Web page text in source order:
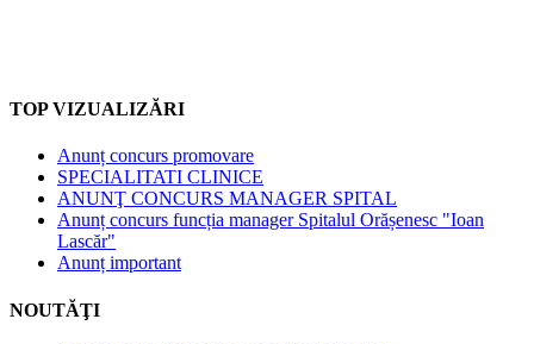
TOP VIZUALIZĂRI
Anunț concurs promovare
SPECIALITATI CLINICE
ANUNŢ CONCURS MANAGER SPITAL
Anunț concurs funcția manager Spitalul Orășenesc "Ioan
Lascăr"
Anunț important
NOUTĂŢI